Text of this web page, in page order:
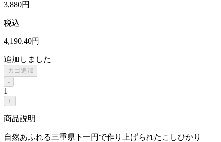
3,880円
税込
4,190.40円
追加しました
カゴ追加
-
1
+
商品説明
自然あふれる三重県下一円で作り上げられたこしひかり